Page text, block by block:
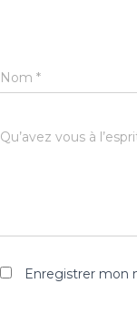
Nom *
Qu’avez vous à
Enregistrer mon